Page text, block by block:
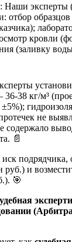
Наши эксперты
отбор образцов
кровли
(заливку
36-38 кг/м³
не
содержало
📄
подрядчика,
и
🎯